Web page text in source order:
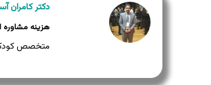
دکتر کامران
متخصص